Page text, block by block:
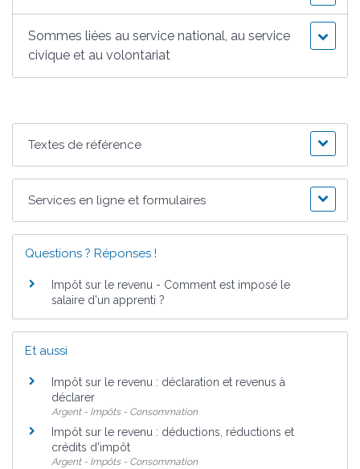
Sommes liées au service national, au service
civique et au volontariat
Textes de référence
Services en ligne et formulaires
Questions ? Réponses !
Impôt sur le revenu - Comment est imposé le
salaire d'un apprenti ?
Et aussi
Impôt sur le revenu : déclaration et revenus à
déclarer
Argent - Impôts - Consommation
Impôt sur le revenu : déductions, réductions et
crédits d'impôt
Argent - Impôts - Consommation